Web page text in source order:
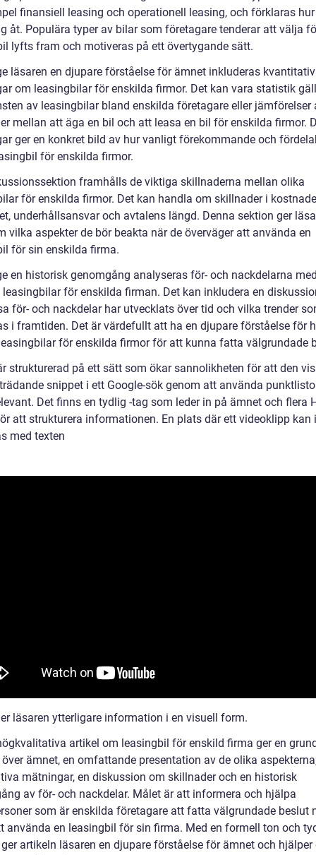
finansiell leasing och operationell leasing, och förklaras
åt. Populära typer av bilar som företagare tenderar att välja
lyfts fram och motiveras på ett övertygande sätt.
läsaren en djupare förståelse för ämnet inkluderas
om leasingbilar för enskilda firmor. Det kan vara statistik
av leasingbilar bland enskilda företagare eller jämförelser
mellan att äga en bil och att leasa en bil för enskilda firmor.
ger en konkret bild av hur vanligt förekommande och
för enskilda firmor.
framhålls de viktiga skillnaderna mellan olika
för enskilda firmor. Det kan handla om skillnader i
underhållsansvar och avtalens längd. Denna sektion ger
vilka aspekter de bör beakta när de överväger att använda en
för sin enskilda firma.
en historisk genomgång analyseras för- och nackdelarna
leasingbilar för enskilda firman. Det kan inkludera en
för- och nackdelar har utvecklats över tid och vilka trender
i framtiden. Det är värdefullt att ha en djupare förståelse för
för enskilda firmor för att kunna fatta välgrundade
strukturerad på ett sätt som ökar sannolikheten för att den
snippet i ett Google-sök genom att använda
Det finns en tydlig -tag som leder in på ämnet och flera
att strukturera informationen. En plats där ett videoklipp kan
med texten
läsaren ytterligare information i en visuell form.
artikel om leasingbil för enskild firma ger en
ämnet, en omfattande presentation av de olika
mätningar, en diskussion om skillnader och en historisk
av för- och nackdelar. Målet är att informera och hjälpa
som är enskilda företagare att fatta välgrundade beslut
använda en leasingbil för sin firma. Med en formell ton och
artikeln läsaren en djupare förståelse för ämnet och hjälper